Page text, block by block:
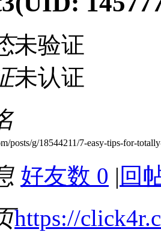
未验证
未认证
posts/g/18544211/7-easy-tips-for-
好友数 0 | 回
https://